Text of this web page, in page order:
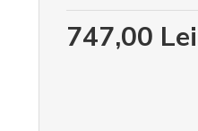
747,00 Lei